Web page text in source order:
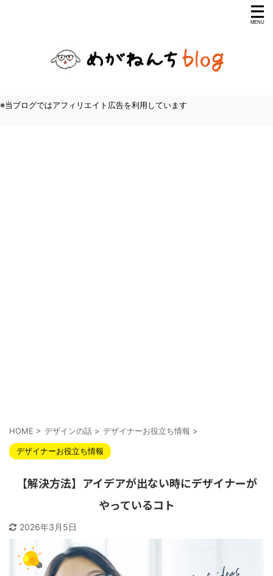
※当ブログではアフィリエイト広告を利用しています
HOME > デザインの話 > デザイナーお役立ち情報 >
デザイナーお役立ち情報
【解決方法】アイデアが出ない時にデザイナーが
やっているコト
2026年3月5日